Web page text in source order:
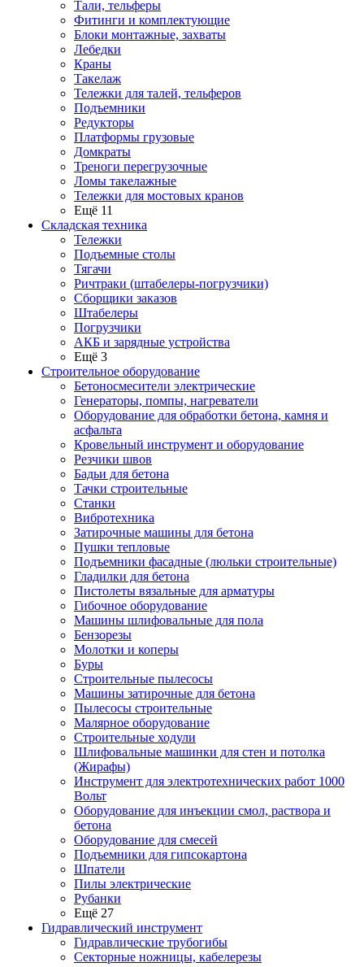
Тали, тельферы
Фитинги и комплектующие
Блоки монтажные, захваты
Лебедки
Краны
Такелаж
Тележки для талей, тельферов
Подъемники
Редукторы
Платформы грузовые
Домкраты
Треноги перегрузочные
Ломы такелажные
Тележки для мостовых кранов
Ещё 11
Складская техника
Тележки
Подъемные столы
Тягачи
Ричтраки (штабелеры-погрузчики)
Сборщики заказов
Штабелеры
Погрузчики
АКБ и зарядные устройства
Ещё 3
Строительное оборудование
Бетоносмесители электрические
Генераторы, помпы, нагреватели
Оборудование для обработки бетона, камня и
асфальта
Кровельный инструмент и оборудование
Резчики швов
Бадьи для бетона
Тачки строительные
Станки
Вибротехника
Затирочные машины для бетона
Пушки тепловые
Подъемники фасадные (люльки строительные)
Гладилки для бетона
Пистолеты вязальные для арматуры
Гибочное оборудование
Машины шлифовальные для пола
Бензорезы
Молотки и коперы
Буры
Строительные пылесосы
Машины затирочные для бетона
Пылесосы строительные
Малярное оборудование
Строительные ходули
Шлифовальные машинки для стен и потолка
(Жирафы)
Инструмент для электротехнических работ 1000
Вольт
Оборудование для инъекции смол, раствора и
бетона
Оборудование для смесей
Подъемники для гипсокартона
Шпатели
Пилы электрические
Рубанки
Ещё 27
Гидравлический инструмент
Гидравлические трубогибы
Секторные ножницы, кабелерезы